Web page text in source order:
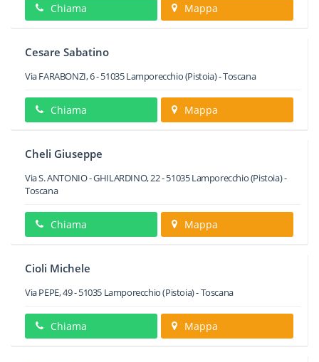
Chiama Mappa
Cesare Sabatino
Via FARABONZI, 6-51035Lamporecchio(Pistoia) -Toscana
Chiama Mappa
Cheli Giuseppe
Via S. ANTONIO - GHILARDINO, 22-51035Lamporecchio(Pistoia) -
Toscana
Chiama Mappa
Cioli Michele
Via PEPE, 49-51035 Lamporecchio(Pistoia) -Toscana
Chiama Mappa